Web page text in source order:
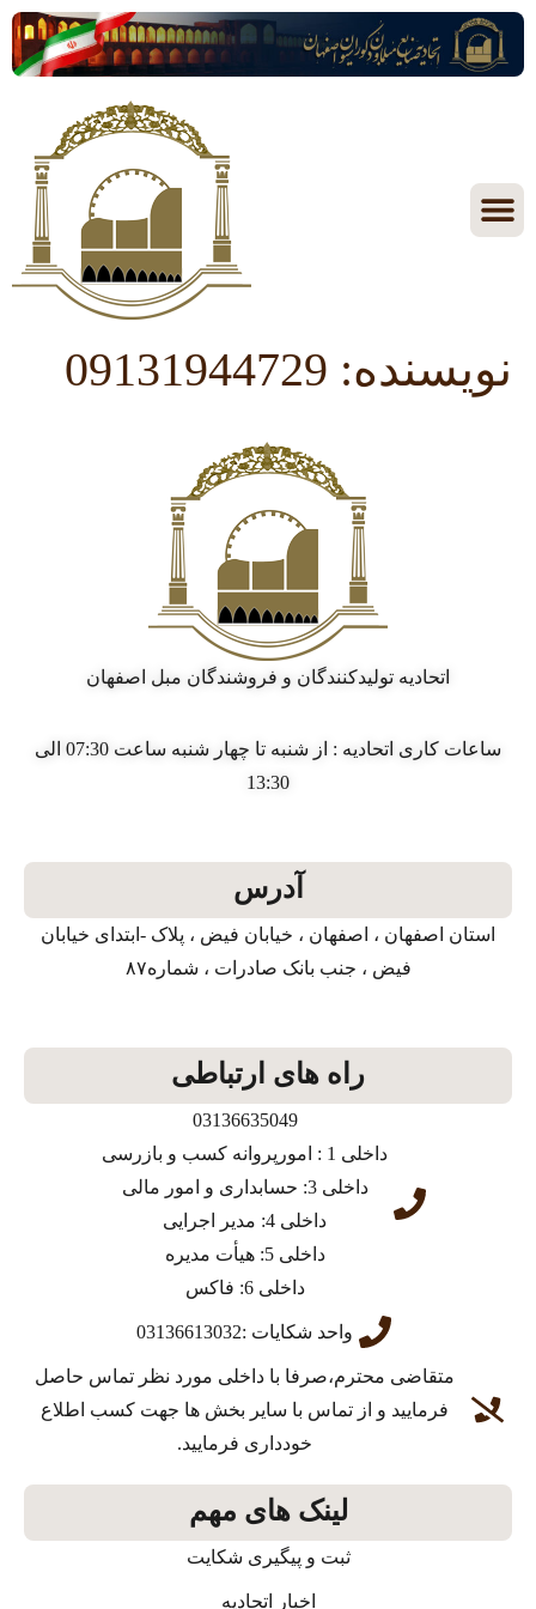
نویسنده: 09131944729
اتحادیه تولیدکنندگان و فروشندگان مبل اصفهان
ساعات کاری اتحادیه : از شنبه تا چهار شنبه ساعت 07:30 الی
13:30
آدرس
استان اصفهان ، اصفهان ، خیابان فیض ، پلاک -ابتدای خیابان
فیض ، جنب بانک صادرات ، شماره۸۷
راه های ارتباطی
03136635049
داخلی 1 : امورپروانه کسب و بازرسی
داخلی 3: حسابداری و امور مالی
داخلی 4: مدیر اجرایی
داخلی 5: هیأت مدیره
داخلی 6: فاکس
واحد شکایات :03136613032
متقاضی محترم،صرفا با داخلی مورد نظر تماس حاصل
فرمایید و از تماس با سایر بخش ها جهت کسب اطلاع
خودداری فرمایید.
لینک های مهم
ثبت و پیگیری شکایت
اخبار اتحادیه